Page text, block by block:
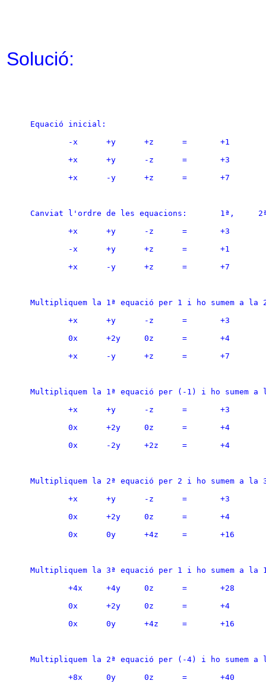
Solució:
Equació inicial:
	-x	+y	+z	=	+1
	+x	+y	-z	=	+3
	+x	-y	+z	=	+7
Canviat l'ordre
	+x	+y	-z	=	+3
	-x	+y	+z	=	+1
	+x	-y	+z	=	+7
Multipliquem la 1ª equació per 1 i ho sumem a
	+x	+y	-z	=	+3
	0x	+2y	0z	=	+4
	+x	-y	+z	=	+7
Multipliquem la 1ª equació per (-1) i ho sumem
	+x	+y	-z	=	+3
	0x	+2y	0z	=	+4
	0x	-2y	+2z	=	+4
Multipliquem la 2ª equació per 2 i ho sumem a
	+x	+y	-z	=	+3
	0x	+2y	0z	=	+4
	0x	0y	+4z	=	+16
Multipliquem la 3ª equació per 1 i ho sumem a
	+4x	+4y	0z	=	+28
	0x	+2y	0z	=	+4
	0x	0y	+4z	=	+16
Multipliquem la 2ª equació per (-4) i ho sumem
	+8x	0y	0z	=	+40